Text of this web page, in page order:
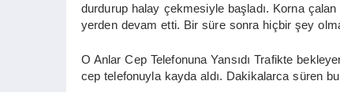
durdurup halay çekmesiyle başladı. Korna
yerden devam etti. Bir süre sonra hiçbir şey
O Anlar Cep Telefonuna Yansıdı Trafikte
cep telefonuyla kayda aldı. Dakikalarca süren